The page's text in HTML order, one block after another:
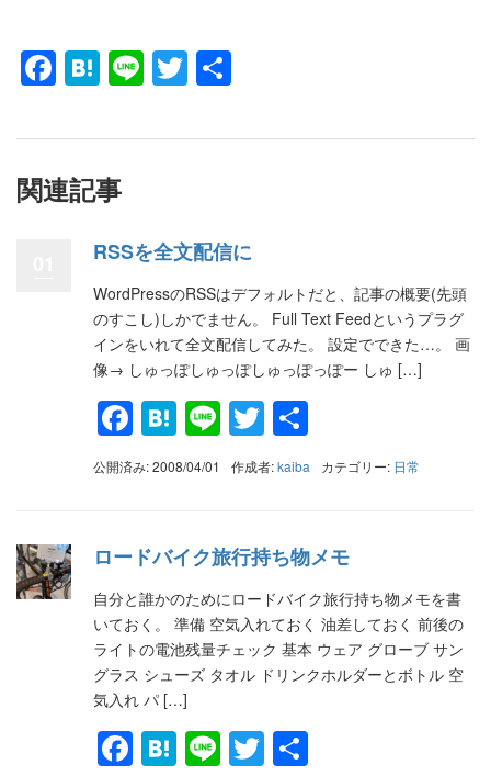
Facebook
Hatena
LineTwitter
関連記事
RSSを全文配信に
WordPressのRSSはデフォルトだと、記事の概要(先頭
のすこし)しかでません。 Full Text Feedというプラグ
インをいれて全文配信してみた。 設定でできた…。 画
像→ しゅっぽしゅっぽしゅっぽっぽー しゅ […]
Facebook
Hatena
LineTwitter
有
公開済み: 2008/04/01 作成者:kaiba カテゴリー: 日常
ロードバイク旅行持ち物メモ
自分と誰かのためにロードバイク旅行持ち物メモを書
いておく。 準備 空気入れておく 油差しておく 前後の
ライトの電池残量チェック 基本 ウェア グローブ サン
グラス シューズ タオル ドリンクホルダーとボトル 空
気入れ パ […]
Facebook
Hatena
LineTwitter